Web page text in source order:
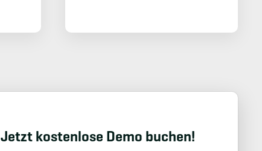
Jetzt kostenlose Demo buchen!